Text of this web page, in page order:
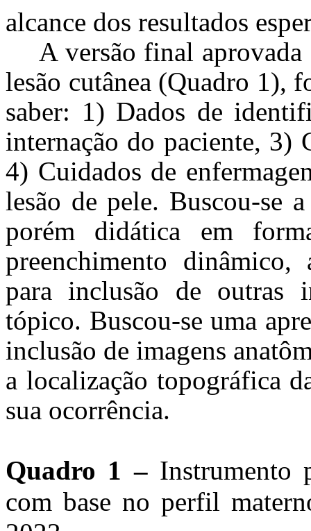
alcance dos resultados
A versão final
lesão cutânea (Quadro 1),
saber: 1) Dados de
internação do paciente, 3)
4) Cuidados de
lesão de pele. Buscou-se
porém didática em
preenchimento
para inclusão de outras
tópico. Buscou-se uma
inclusão de imagens
a localização topográfica
sua ocorrência.
Quadro 1 –Instrumento
com base no perfil